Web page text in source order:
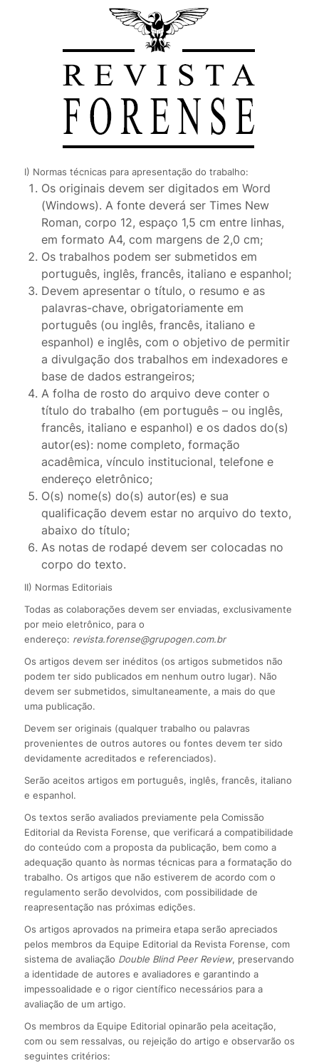
I) Normas técnicas para apresentação do trabalho:
Os originais devem ser digitados em Word
(Windows). A fonte deverá ser Times New
Roman, corpo 12, espaço 1,5 cm entre linhas,
em formato A4, com margens de 2,0 cm;
Os trabalhos podem ser submetidos em
português, inglês, francês, italiano e espanhol;
Devem apresentar o título, o resumo e as
palavras-chave, obrigatoriamente em
português (ou inglês, francês, italiano e
espanhol) e inglês, com o objetivo de permitir
a divulgação dos trabalhos em indexadores e
base de dados estrangeiros;
A folha de rosto do arquivo deve conter o
título do trabalho (em português – ou inglês,
francês, italiano e espanhol) e os dados do(s)
autor(es): nome completo, formação
acadêmica, vínculo institucional, telefone e
endereço eletrônico;
O(s) nome(s) do(s) autor(es) e sua
qualificação devem estar no arquivo do texto,
abaixo do título;
As notas de rodapé devem ser colocadas no
corpo do texto.
II) Normas Editoriais
Todas as colaborações devem ser enviadas, exclusivamente
por meio eletrônico, para o
endereço: revista.forense@grupogen.com.br
Os artigos devem ser inéditos (os artigos submetidos não
podem ter sido publicados em nenhum outro lugar). Não
devem ser submetidos, simultaneamente, a mais do que
uma publicação.
Devem ser originais (qualquer trabalho ou palavras
provenientes de outros autores ou fontes devem ter sido
devidamente acreditados e referenciados).
Serão aceitos artigos em português, inglês, francês, italiano
e espanhol.
Os textos serão avaliados previamente pela Comissão
Editorial da Revista Forense, que verificará a compatibilidade
do conteúdo com a proposta da publicação, bem como a
adequação quanto às normas técnicas para a formatação do
trabalho. Os artigos que não estiverem de acordo com o
regulamento serão devolvidos, com possibilidade de
reapresentação nas próximas edições.
Os artigos aprovados na primeira etapa serão apreciados
pelos membros da Equipe Editorial da Revista Forense, com
sistema de avaliação Double Blind Peer Review, preservando
a identidade de autores e avaliadores e garantindo a
impessoalidade e o rigor científico necessários para a
avaliação de um artigo.
Os membros da Equipe Editorial opinarão pela aceitação,
com ou sem ressalvas, ou rejeição do artigo e observarão os
seguintes critérios: